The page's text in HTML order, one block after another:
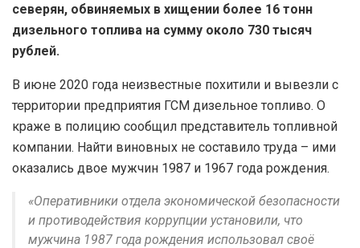
северян, обвиняемых в хищении более 16 тонн
дизельного топлива на сумму около 730 тысяч
рублей.
В июне 2020 года неизвестные похитили и вывезли с
территории предприятия ГСМ дизельное топливо. О
краже в полицию сообщил представитель топливной
компании. Найти виновных не составило труда – ими
оказались двое мужчин 1987 и 1967 года рождения.
«Оперативники отдела экономической безопасности
и противодействия коррупции установили, что
мужчина 1987 года рождения использовал своё